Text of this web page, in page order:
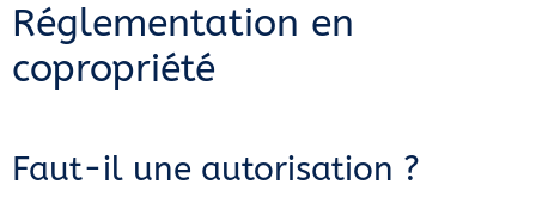
Réglementation en
copropriété
Faut-il une autorisation ?